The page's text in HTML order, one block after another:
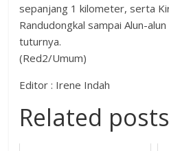
sepanjang 1 kilometer, serta
Randudongkal sampai Alun-
tuturnya.
(Red2/Umum)
Editor : Irene Indah
Related